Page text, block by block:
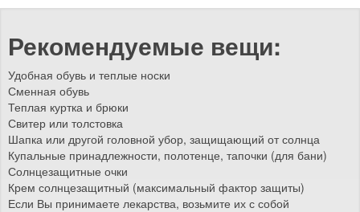
Рекомендуемые вещи:
Удобная обувь и теплые носки
Сменная обувь
Теплая куртка и брюки
Свитер или толстовка
Шапка или другой головной убор, защищающий от солнца
Купальные принадлежности, полотенце, тапочки (для бани)
Солнцезащитные очки
Крем солнцезащитный (максимальный фактор защиты)
Если Вы принимаете лекарства, возьмите их с собой